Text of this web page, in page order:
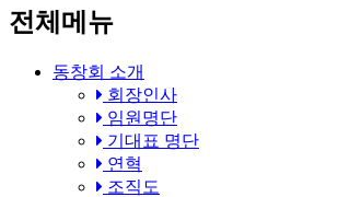
전체메뉴
동창회 소개
회장인사
임원명단
기대표 명단
연혁
조직도